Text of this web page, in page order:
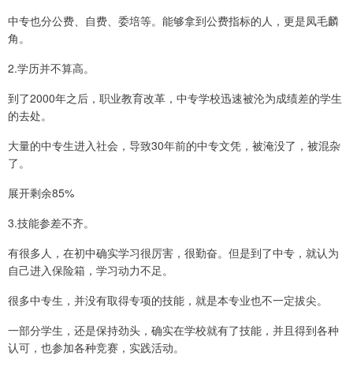
中专也分公费、自费、委培等。能够拿到公费指标的人，更是凤毛麟
角。
2.学历并不算高。
到了2000年之后，职业教育改革，中专学校迅速被沦为成绩差的学生
的去处。
大量的中专生进入社会，导致30年前的中专文凭，被淹没了，被混杂
了。
展开剩余85%
3.技能参差不齐。
有很多人，在初中确实学习很厉害，很勤奋。但是到了中专，就认为
自己进入保险箱，学习动力不足。
很多中专生，并没有取得专项的技能，就是本专业也不一定拔尖。
一部分学生，还是保持劲头，确实在学校就有了技能，并且得到各种
认可，也参加各种竞赛，实践活动。